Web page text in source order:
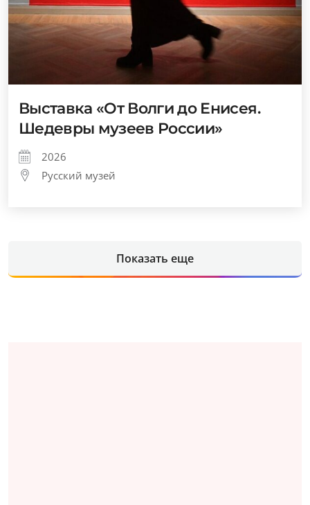
Выставка «От Волги до Енисея.
Шедевры музеев России»
2026
Русский музей
Показать еще